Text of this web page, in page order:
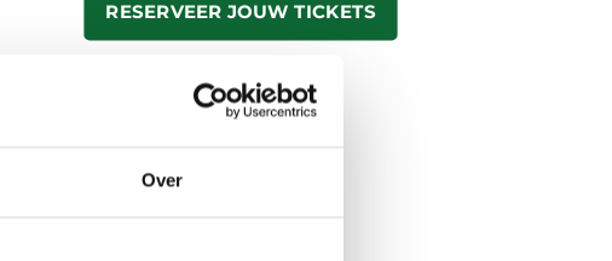
Over
RESERVEER JOUW TICKETS